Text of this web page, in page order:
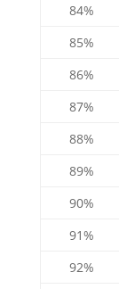
84%
85%
86%
87%
88%
89%
90%
91%
92%